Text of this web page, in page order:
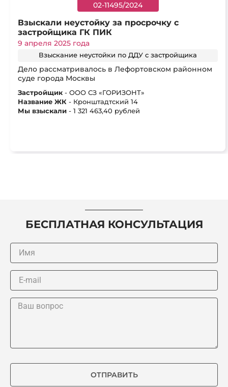
02-11495/2024
Взыскали неустойку за просрочку с
застройщика ГК ПИК
9 апреля 2025 года
Взыскание неустойки по ДДУ с застройщика
Дело рассматривалось в Лефортовском районном
суде города Москвы
Застройщик - ООО СЗ «ГОРИЗОНТ»
Название ЖК - Кронштадтский 14
Мы взыскали - 1 321 463,40 рублей
БЕСПЛАТНАЯ КОНСУЛЬТАЦИЯ
ОТПРАВИТЬ